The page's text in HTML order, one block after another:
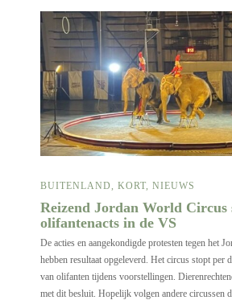
BUITENLAND KORT NIEUWS
Reizend Jordan World Circus
olifantenacts in de VS
De acties en aangekondigde protesten tegen het
hebben resultaat opgeleverd. Het circus stopt per
van olifanten tijdens voorstellingen.
met dit besluit. Hopelijk volgen andere circussen